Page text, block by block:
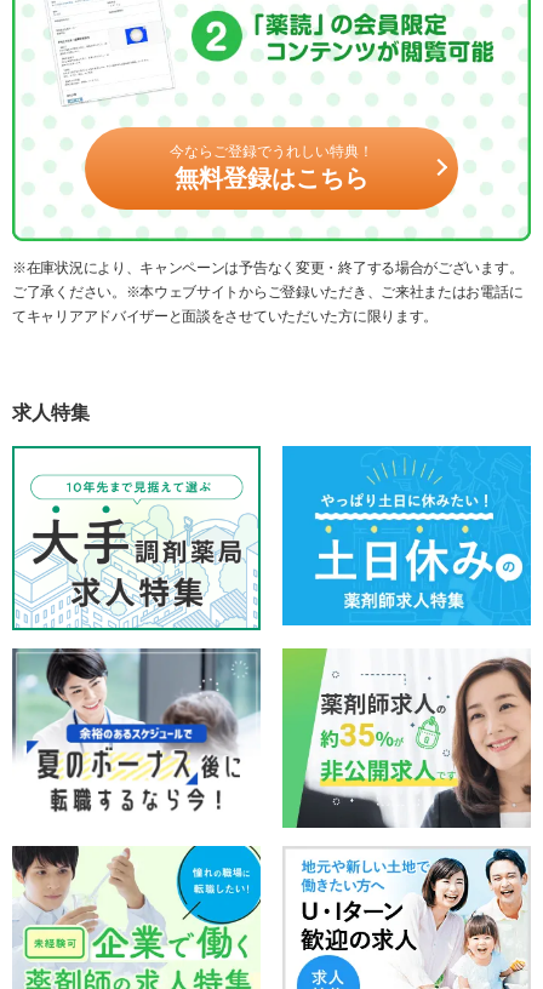
今ならご登録でうれしい特典！
無料登録はこちら
※在庫状況により、キャンペーンは予告なく変更・終了する場合がございます。
ご了承ください。※本ウェブサイトからご登録いただき、ご来社またはお電話に
てキャリアアドバイザーと面談をさせていただいた方に限ります。
求人特集